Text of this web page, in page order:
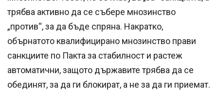
трябва активно да се събере мнозинство
„против“, за да бъде спряна. Накратко,
обърнатото квалифицирано мнозинство прави
санкциите по Пакта за стабилност и растеж
автоматични, защото държавите трябва да се
обединят, за да ги блокират, а не за да ги приемат.